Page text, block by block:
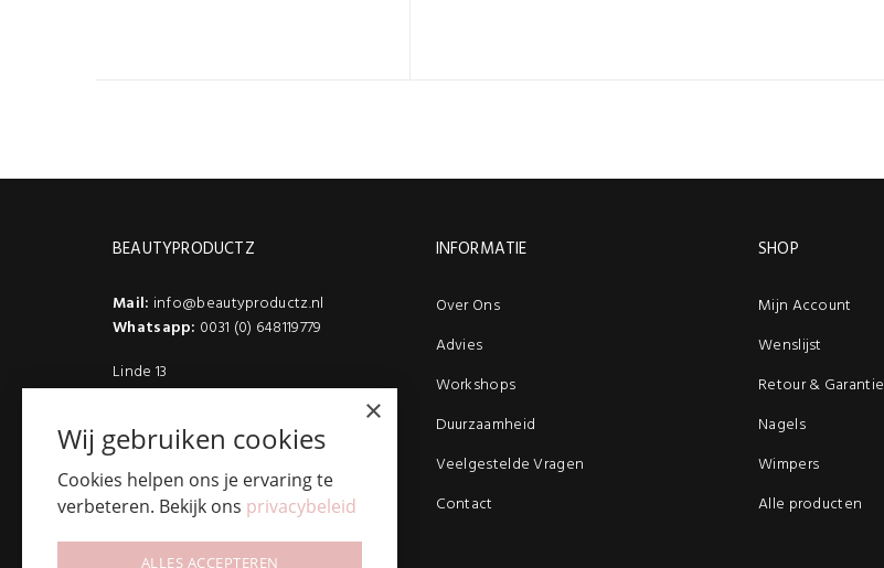
BEAUTYPRODUCTZ
Mail: info@beautyproductz.nl
Whatsapp: 0031 (0) 648119779
Linde 13
5509 NH Veldhoven
INFORMATIE
Over Ons
Advies
Workshops
Duurzaamheid
Veelgestelde Vragen
Contact
SHOP
Mijn Account
Wenslijst
Retour & Garantie
Nagels
Wimpers
Alle producten
×
Wij gebruiken cookies
Cookies helpen ons je ervaring te
verbeteren. Bekijk ons privacybeleid
ALLES ACCEPTEREN